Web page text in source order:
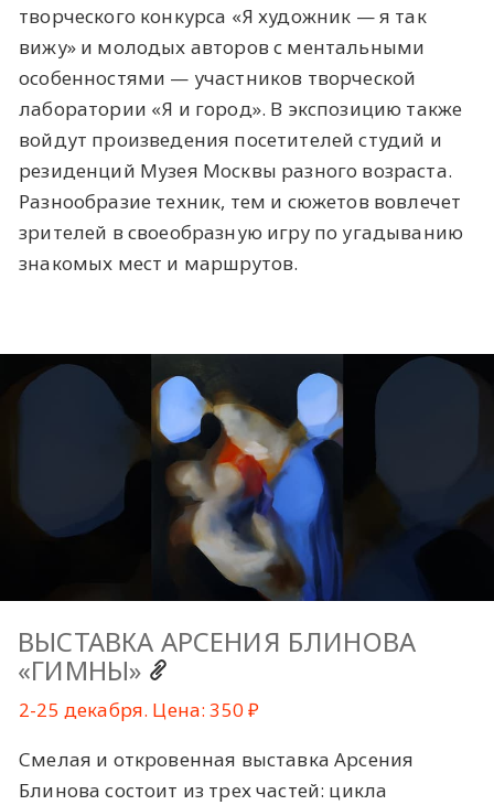
творческого конкурса «Я художник — я так
вижу» и молодых авторов с ментальными
особенностями — участников творческой
лаборатории «Я и город». В экспозицию также
войдут произведения посетителей студий и
резиденций Музея Москвы разного возраста.
Разнообразие техник, тем и сюжетов вовлечет
зрителей в своеобразную игру по угадыванию
знакомых мест и маршрутов.
ВЫСТАВКА АРСЕНИЯ БЛИНОВА
«ГИМНЫ»
2-25 декабря. Цена: 350 ₽
Смелая и откровенная выставка Арсения
Блинова состоит из трех частей: цикла